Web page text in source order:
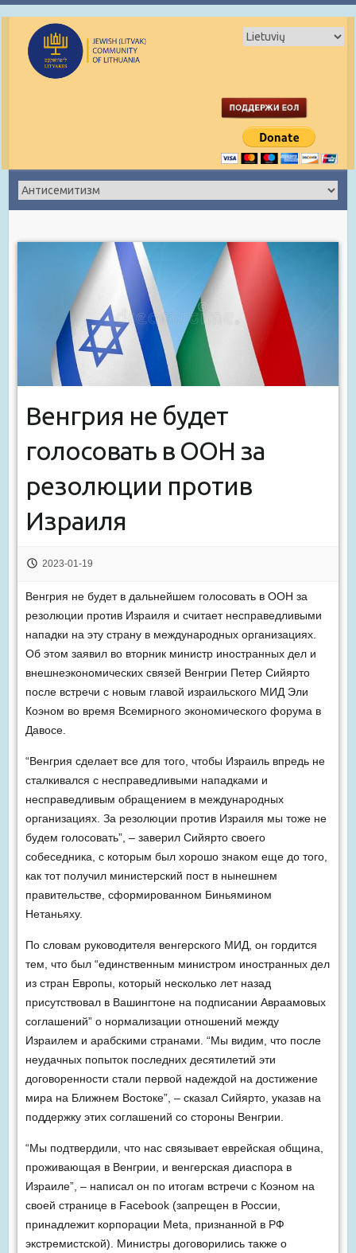
Венгрия не будет
голосовать в ООН за
резолюции против
Израиля
2023-01-19
Венгрия не будет в дальнейшем голосовать в ООН за
резолюции против Израиля и считает несправедливыми
нападки на эту страну в международных организациях.
Об этом заявил во вторник министр иностранных дел и
внешнеэкономических связей Венгрии Петер Сийярто
после встречи с новым главой израильского МИД Эли
Коэном во время Всемирного экономического форума в
Давосе.
“Венгрия сделает все для того, чтобы Израиль впредь не
сталкивался с несправедливыми нападками и
несправедливым обращением в международных
организациях. За резолюции против Израиля мы тоже не
будем голосовать”, – заверил Сийярто своего
собеседника, с которым был хорошо знаком еще до того,
как тот получил министерский пост в нынешнем
правительстве, сформированном Биньямином
Нетаньяху.
По словам руководителя венгерского МИД, он гордится
тем, что был “единственным министром иностранных дел
из стран Европы, который несколько лет назад
присутствовал в Вашингтоне на подписании Авраамовых
соглашений” о нормализации отношений между
Израилем и арабскими странами. “Мы видим, что после
неудачных попыток последних десятилетий эти
договоренности стали первой надеждой на достижение
мира на Ближнем Востоке”, – сказал Сийярто, указав на
поддержку этих соглашений со стороны Венгрии.
“Мы подтвердили, что нас связывает еврейская община,
проживающая в Венгрии, и венгерская диаспора в
Израиле”, – написал он по итогам встречи с Коэном на
своей странице в Facebook (запрещен в России,
принадлежит корпорации Meta, признанной в РФ
экстремистской). Министры договорились также о